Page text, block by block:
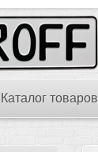
Каталог товаров